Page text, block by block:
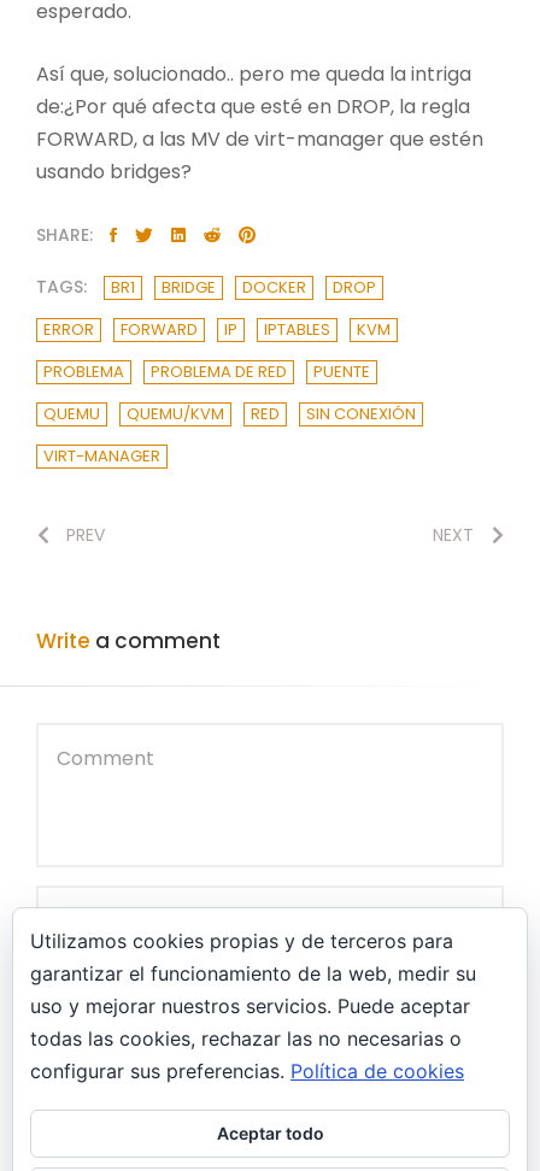
esperado.
Así que, solucionado.. pero me queda la intriga
de:¿Por qué afecta que esté en DROP, la regla
FORWARD, a las MV de virt-manager que estén
usando bridges?
SHARE:
TAGS: BR1 BRIDGE DOCKER
DROP
ERROR
FORWARD IP IPTABLES
KVM
PROBLEMA
PROBLEMA DE RED
PUENTE
QUEMU
QUEMU/KVM RED
SIN CONEXIÓN
VIRT-MANAGER
PREV NEXT
Write a comment
Guarda mi nombre, correo electrónico y web en
este navegador para la próxima vez que comente.
Utilizamos cookies propias y de terceros para
garantizar el funcionamiento de la web, medir su
uso y mejorar nuestros servicios. Puede aceptar
todas las cookies, rechazar las no necesarias o
configurar sus preferencias. Política de cookies
Aceptar todo